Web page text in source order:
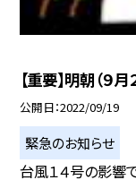
【重要】明朝（９
公開日 2022/09/19
緊急のお知らせ
台風１４号の影響